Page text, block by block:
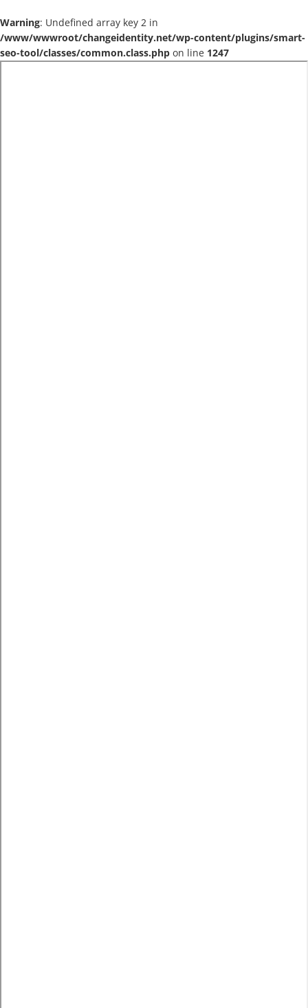
Warning: Undefined array key 2 in
/www/wwwroot/changeidentity.net/wp-content/plugins/smart-
seo-tool/classes/common.class.php on line 1247